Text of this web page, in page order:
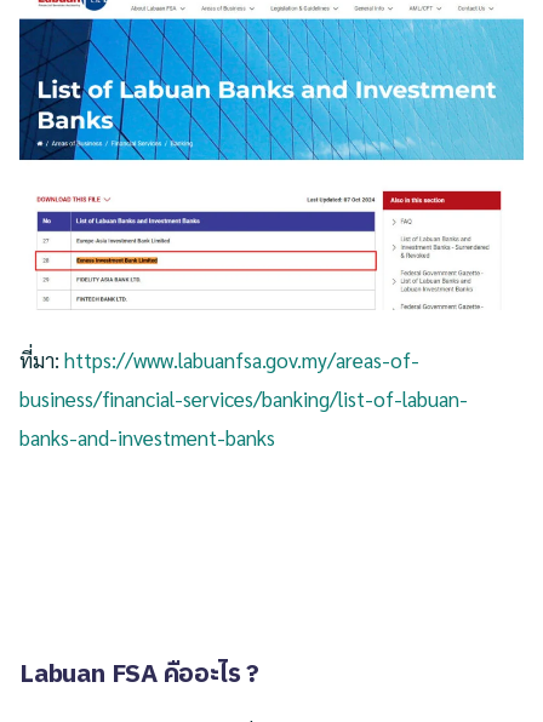
ที่มา: https://www.labuanfsa.gov.my/areas-of-
business/financial-services/banking/list-of-labuan-
banks-and-investment-banks
Labuan FSA คืออะไร ?